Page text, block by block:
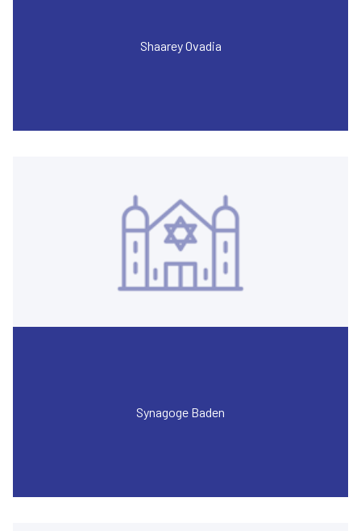
Shaarey Ovadia
Synagoge Baden